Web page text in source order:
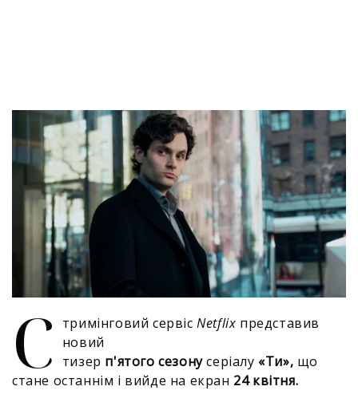
С тримінговий сервісNetflix представив
новий
тизер п'ятого сезонусеріалу «Ти», що
стане останнім і вийде на екран 24 квітня.